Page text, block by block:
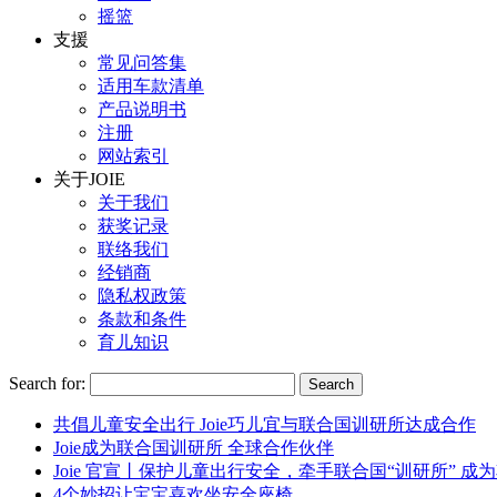
摇篮
支援
常见问答集
适用车款清单
产品说明书
注册
网站索引
关于JOIE
关于我们
获奖记录
联络我们
经销商
隐私权政策
条款和条件
育儿知识
Search for:
共倡儿童安全出行 Joie巧儿宜与联合国训研所达成合作
Joie成为联合国训研所 全球合作伙伴
Joie 官宣丨保护儿童出行安全，牵手联合国“训研所” 成